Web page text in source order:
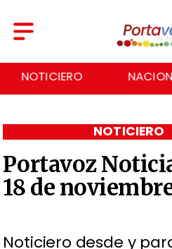
NOTICIERO
Portavoz
18 de
Noticiero desde y
NOTICIERO